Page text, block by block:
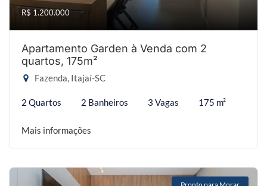
R$ 1.200.000
Apartamento Garden à Venda com 2
quartos, 175m²
Fazenda, Itajaí-SC
2 Quartos 2 Banheiros 3 Vagas 175 m²
Mais informações